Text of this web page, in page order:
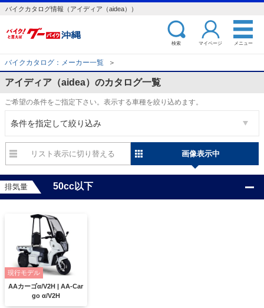
バイクカタログ情報（アイディア（aidea））
検索 マイページ メニュー
バイクカタログ：メーカー一覧 ＞
アイディア（aidea）のカタログ一覧
ご希望の条件をご指定下さい。表示する車種を絞り込めます。
条件を指定して絞り込み
リスト表示 画像表示
排気量 50cc以下
AAカーゴα/V2H | AA-Car
go α/V2H
現行モデル